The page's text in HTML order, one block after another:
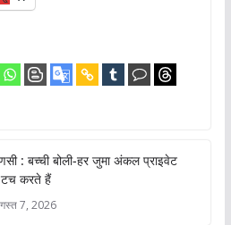
: बच्ची बोली-हर जुमा अंकल प्राइवेट
टच करते हैं
7, 2026